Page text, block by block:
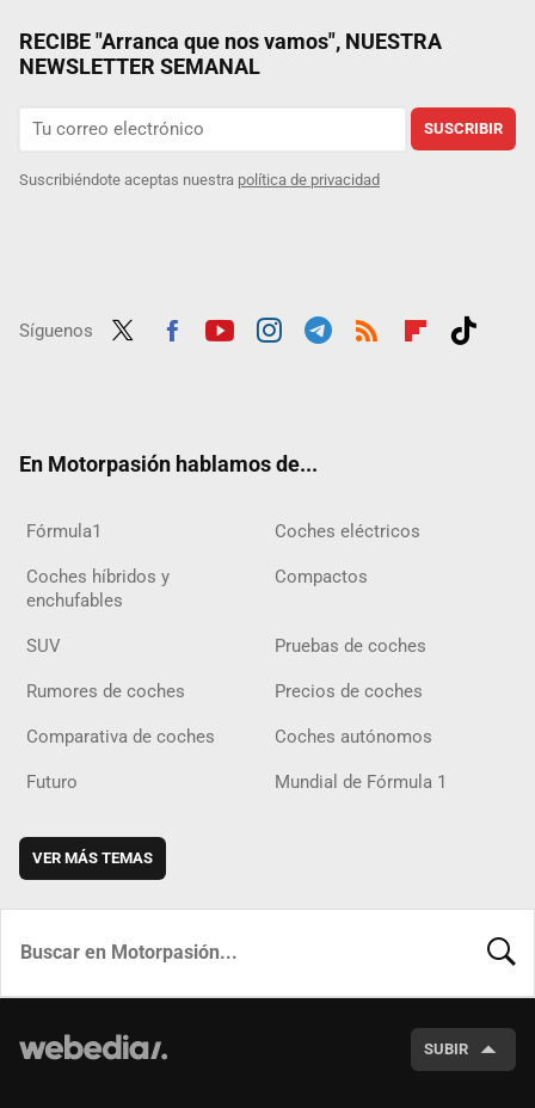
RECIBE "Arranca que nos vamos", NUESTRA
NEWSLETTER SEMANAL
SUSCRIBIR
Suscribiéndote aceptas nuestra política de privacidad
Síguenos
En Motorpasión hablamos de...
Fórmula1 Coches eléctricos
Coches híbridos y
enchufables
Compactos
SUV Pruebas de coches
Rumores de coches Precios de coches
Comparativa de coches Coches autónomos
Futuro Mundial de Fórmula 1
VER MÁS TEMAS
SUBIR